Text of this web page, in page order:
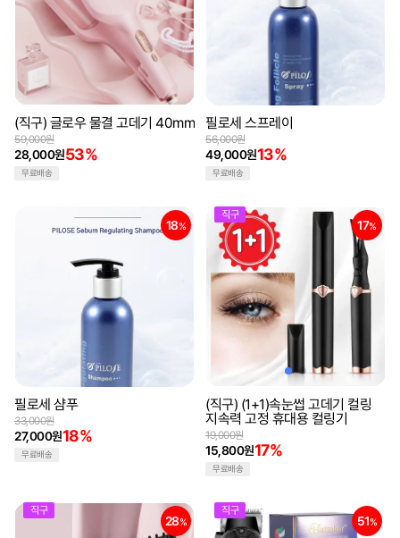
(직구) 글로우 물결 고데기 40mm
28,000원53%
59,000원
무료배송
필로세 스프레이
49,000원13%
56,000원
무료배송
18%
필로세 샴푸
27,000원18%
33,000원
무료배송
직구
17%
(직구) (1+1)속눈썹 고데기 컬링
지속력 고정 휴대용 컬링기
15,800원17%
19,000원
무료배송
직구
28%
직구
51%